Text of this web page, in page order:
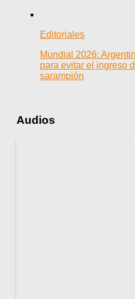
Editoriales
Mundial 2026:
para evitar el ingreso
sarampión
Audios